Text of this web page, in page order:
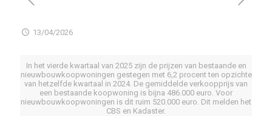
13/04/2026
In het vierde kwartaal van 2025 zijn de prijzen van bestaande en
nieuwbouwkoopwoningen gestegen met 6,2 procent ten opzichte
van hetzelfde kwartaal in 2024. De gemiddelde verkoopprijs van
een bestaande koopwoning is bijna 486.000 euro. Voor
nieuwbouwkoopwoningen is dit ruim 520.000 euro. Dit melden het
CBS en Kadaster.